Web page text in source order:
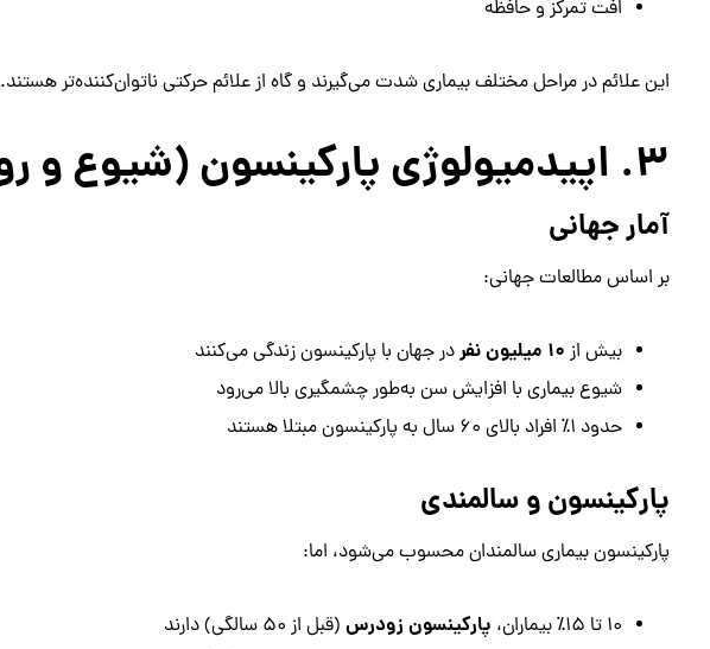
افت تمرکز و حافظه
این علائم در مراحل مختلف بیماری شدت می‌گیرند و گاه از علائم حرکتی ناتوان‌کننده‌تر هستند.
۳. اپیدمیولوژی پارکینسون (شیوع و روند جهانی)
آمار جهانی
بر اساس مطالعات جهانی:
بیش از ۱۰ میلیون نفر
در جهان با پارکینسون زندگی می‌کنند
شیوع بیماری با افزایش سن به‌طور چشمگیری بالا می‌رود
حدود ۱٪ افراد بالای ۶۰ سال به پارکینسون مبتلا هستند
پارکینسون و سالمندی
پارکینسون بیماری سالمندان محسوب می‌شود، اما:
۱۰ تا ۱۵٪ بیماران، پارکینسون زودرس(قبل از ۵۰ سالگی) دارند